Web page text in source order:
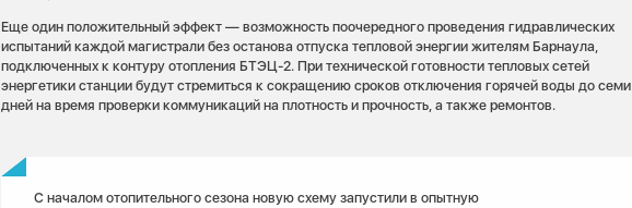
Еще один положительный эффект — возможность поочередного проведения гидравлических
испытаний каждой магистрали без останова отпуска тепловой энергии жителям Барнаула,
подключенных к контуру отопления БТЭЦ-2. При технической готовности тепловых сетей
энергетики станции будут стремиться к сокращению сроков отключения горячей воды до семи
дней на время проверки коммуникаций на плотность и прочность, а также ремонтов.
С началом отопительного сезона новую схему запустили в опытную